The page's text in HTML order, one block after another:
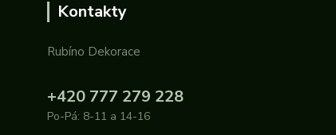
Kontakty
Rubíno Dekorace
+420 777 279 228
Po-Pá: 8-11 a 14-16